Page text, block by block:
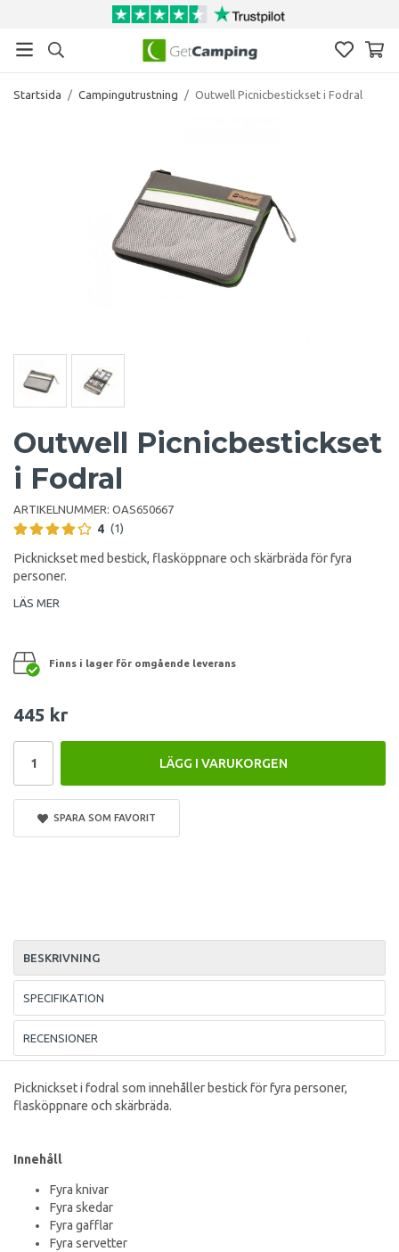
Startsida / Campingutrustning / Outwell Picnicbestickset i Fodral
Outwell Picnicbestickset
i Fodral
ARTIKELNUMMER: OAS650667
4 (1)
Picknickset med bestick, flasköppnare och skärbräda för fyra
personer.
LÄS MER
Finns i lager för omgående leverans
445 kr
LÄGG I VARUKORGEN
SPARA SOM FAVORIT
BESKRIVNING
SPECIFIKATION
RECENSIONER
Picknickset i fodral som innehåller bestick för fyra personer,
flasköppnare och skärbräda.
Innehåll
Fyra knivar
Fyra skedar
Fyra gafflar
Fyra servetter